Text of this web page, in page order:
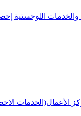
والخدمات اللوجستية
الأعمال(الخدمات